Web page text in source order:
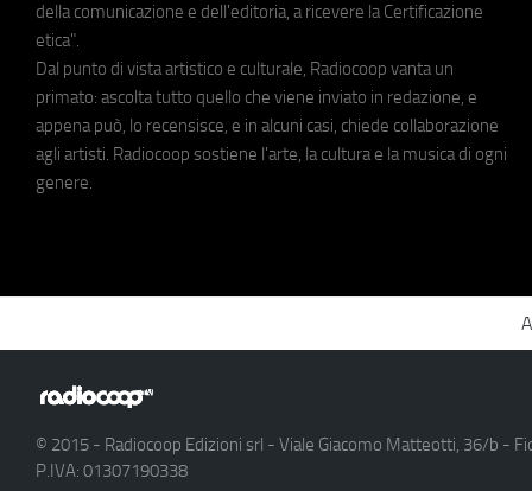
della comunicazione e dell'editoria, a ricevere la Certificazione
etica".
Dal punto di vista artistico e culturale, Radiocoop vanta un
primato: ascolta tutto quello che viene inviato in redazione, e
appena può, lo recensisce, e in alcuni casi, chiede collaborazione
agli artisti. Radiocoop sostiene l'arte, la cultura e la musica di ogni
genere.
© 2015 - Radiocoop Edizioni srl - Viale Giacomo Matteotti, 36/b -
P.IVA: 01307190338